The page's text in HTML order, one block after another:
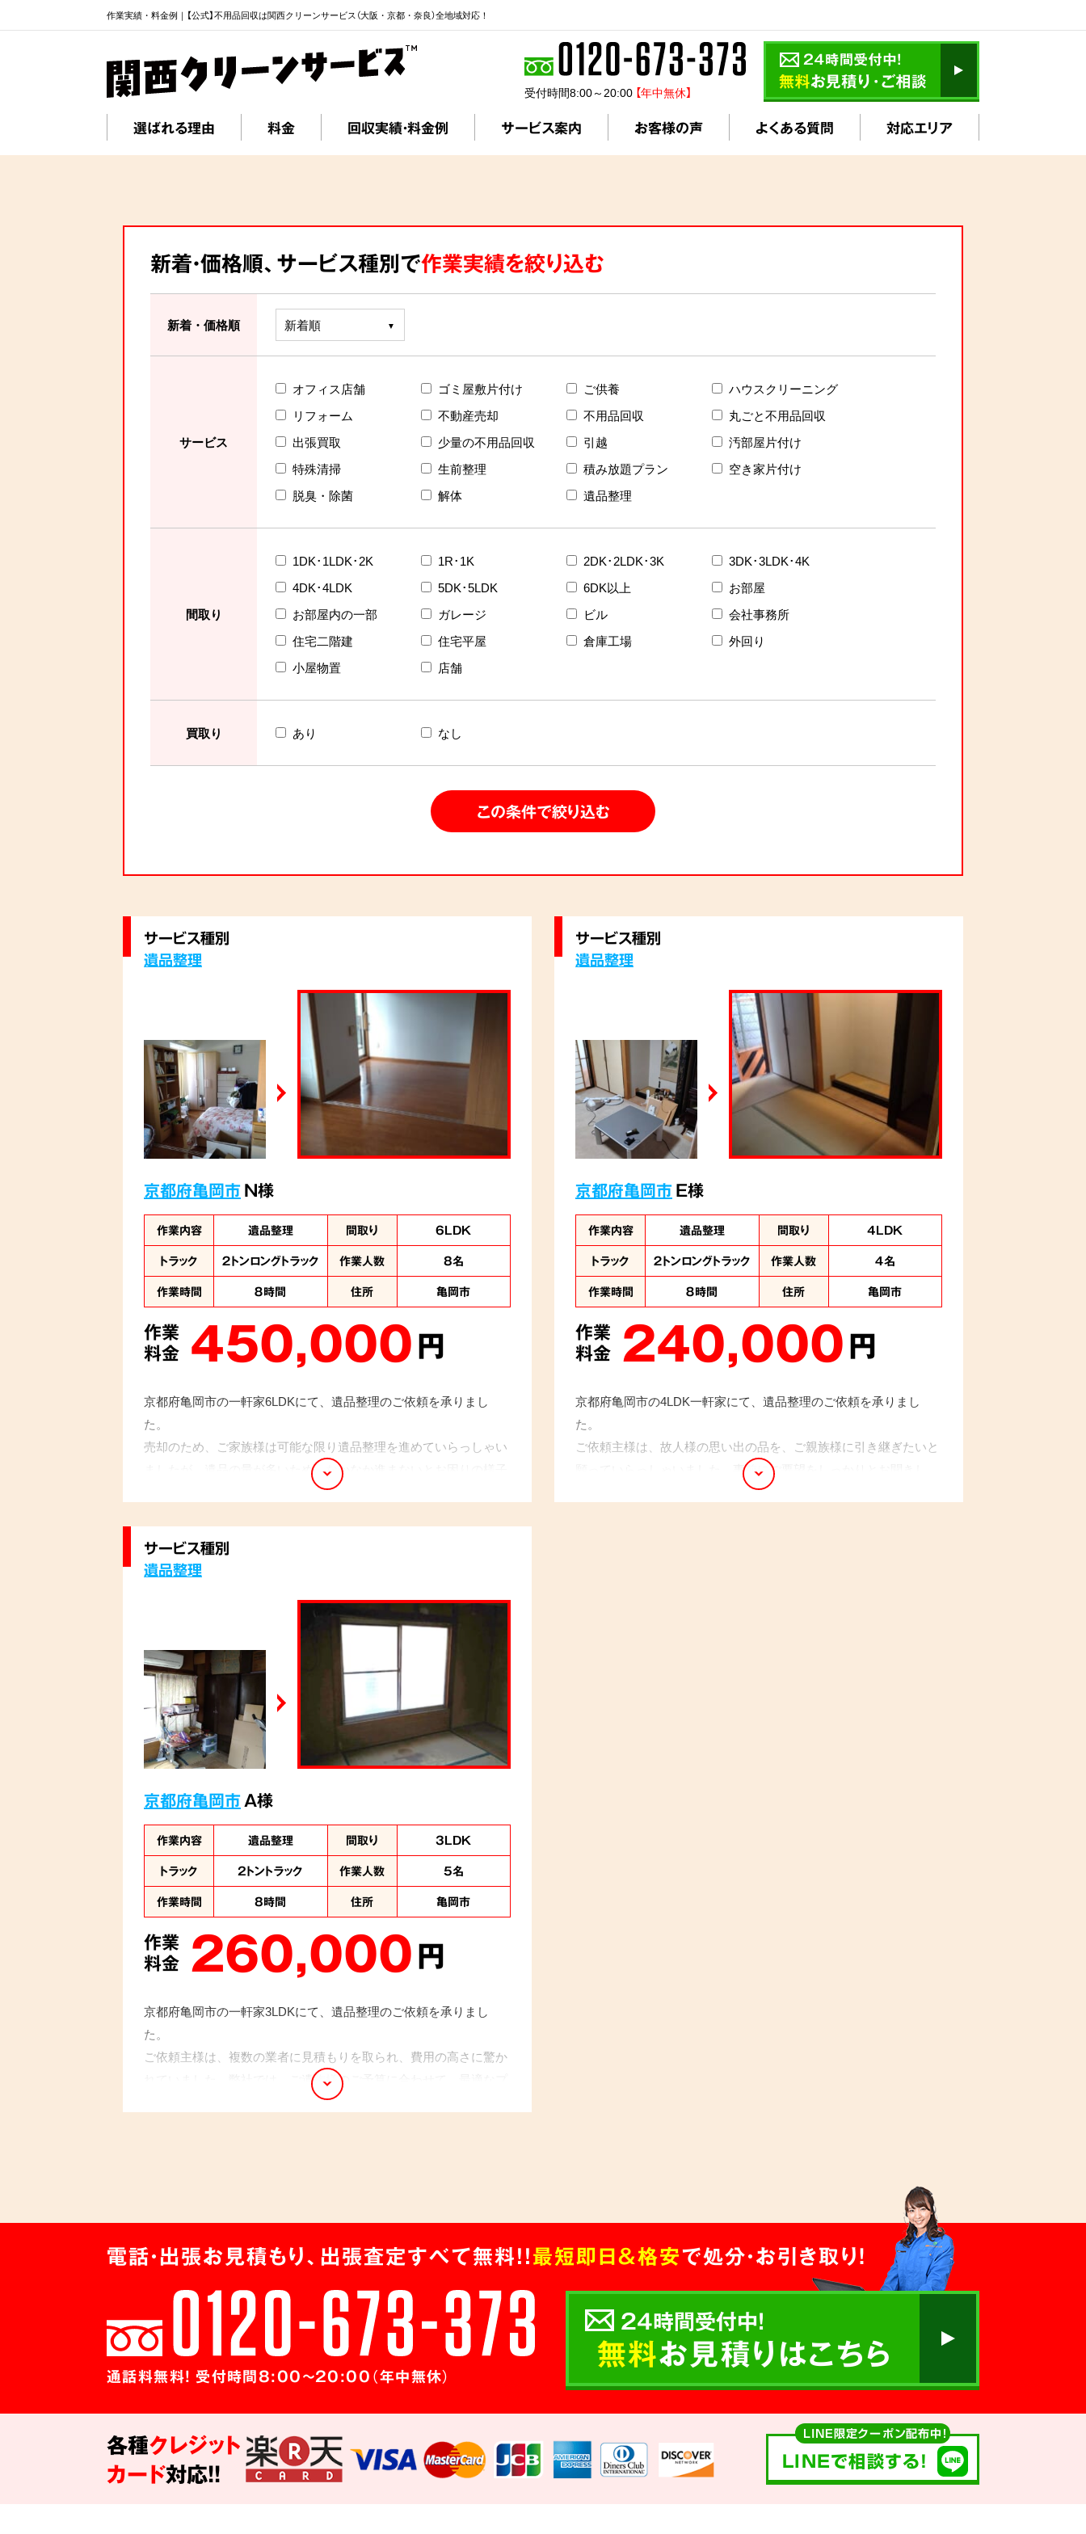
作業実績・料金例｜【公式】不用品回収は関西クリーンサービス（大阪・京都・奈良）全地域対応！
受付時間8:00～20:00 【年中無休】
選ばれる理由 料金 回収実績・料金例 サービス案内 お客様の声 よくある質問 対応エリア
新着・価格順、サービス種別で作業実績を絞り込む
新着・価格順
サービス
オフィス店舗 ゴミ屋敷片付け ご供養
ハウスクリーニング
リフォーム
不動産売却 不用品回収
丸ごと不用品回収
出張買取
少量の不用品回収 引越
汚部屋片付け
特殊清掃
生前整理 積み放題プラン
空き家片付け
脱臭・除菌
解体 遺品整理
間取り
1DK･1LDK･2K 1R･1K 2DK･2LDK･3K
3DK･3LDK･4K
4DK･4LDK
5DK･5LDK 6DK以上
お部屋
お部屋内の一部
ガレージ ビル
会社事務所
住宅二階建
住宅平屋 倉庫工場
外回り
小屋物置
店舗
買取り あり なし
サービス種別
遺品整理
京都府亀岡市N様
作業内容 遺品整理 間取り
6LDK
トラック
２トンロングトラック 作業人数
8名
作業時間
８時間 住所 亀岡市
作業
料金 450,000円
京都府亀岡市の一軒家6LDKにて、遺品整理のご依頼を承りまし
た。
売却のため、ご家族様は可能な限り遺品整理を進めていらっしゃい
ましたが、遺品の量が多いため、なかなか進まないとお困りの様子
でした。そこで、専門のスタッフが、ご家族様と相談を重ねなが
客様から「安心して任せられた。もっと、早く頼めばよかった。」と
お言葉をいただきました。
サービス種別
遺品整理
京都府亀岡市E様
作業内容 遺品整理 間取り
4LDK
トラック
２トンロングトラック 作業人数
４名
作業時間
８時間 住所 亀岡市
作業
料金 240,000円
京都府亀岡市の4LDK一軒家にて、遺品整理のご依頼を承りまし
た。
ご依頼主様は、故人様の思い出の品を、ご親族様に引き継ぎたいと
願っていらっしゃいました。事前にご要望をしっかりとお聞きし
て、思い出の品々を一つ一つ丁寧に仕分け、不要なものは適切な方
サービス種別
遺品整理
京都府亀岡市A様
作業内容 遺品整理 間取り
3LDK
トラック
2トントラック 作業人数
5名
作業時間
8時間 住所 亀岡市
作業
料金 260,000円
京都府亀岡市の一軒家3LDKにて、遺品整理のご依頼を承りまし
た。
ご依頼主様は、複数の業者に見積もりを取られ、費用の高さに驚か
れていました。弊社では、ご遺族様のご予算に合わせて、最適なプ
ランをご提案し、ご満足いただけるよう努めました。「費用面でも
電話・出張お見積もり、出張査定すべて無料!!最短即日＆格安で処分・お引き取り！
通話料無料! 受付時間8:00～20:00（年中無休）
24時間受付中!
無料お見積りはこちら
各種クレジット
カード対応!!
LINE限定クーポン配布中！
LINEで相談する!